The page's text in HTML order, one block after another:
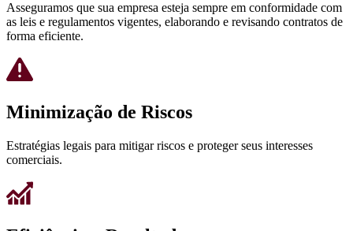
Asseguramos que sua empresa esteja sempre em conformidade com
as leis e regulamentos vigentes, elaborando e revisando contratos de
forma eficiente.
Minimização de Riscos
Estratégias legais para mitigar riscos e proteger seus interesses
comerciais.